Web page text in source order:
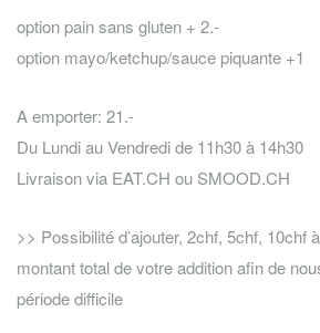
option pain sans gluten + 2.-
option mayo/ketchup/sauce piquante +1
A emporter: 21.-
Du Lundi au Vendredi de 11h30 à 14h30
Livraison via EAT.CH ou SMOOD.CH
>> Possibilité d’ajouter, 2chf, 5chf, 10chf
montant total de votre addition afin de
période difficile